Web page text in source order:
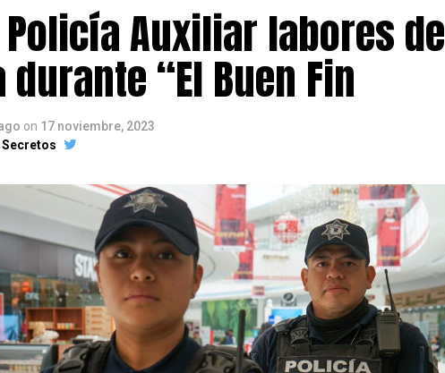
Auxiliar labores de
“El Buen Fin
on 17 noviembre, 2023
Secretos